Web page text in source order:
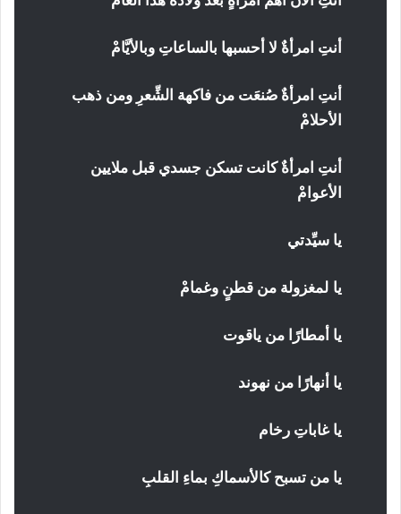
أنتِ امرأةٌ لا أحسبها بالساعاتِ وبالأيَّامْ
أنتِ امرأةٌ صُنعَت من فاكهة الشِّعرِ ومن ذهب
الأحلامْ
أنتِ امرأةٌ كانت تسكن جسدي قبل ملايين
الأعوامْ
يا سيِّدتي
يا لمغزولة من قطنٍ وغمامْ
يا أمطارًا من ياقوت
يا أنهارًا من نهوند
يا غاباتِ رخام
يا من تسبح كالأسماكِ بماءِ القلبِ